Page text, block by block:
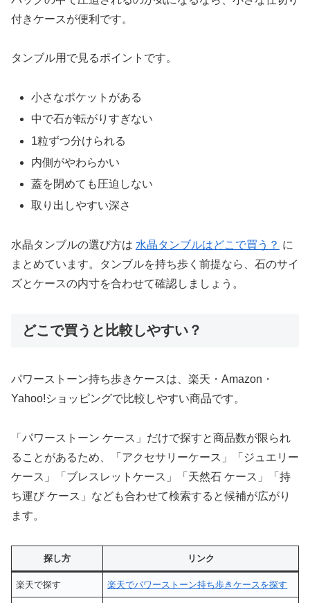
付きケースが便利です。
タンブル用で見るポイントです。
小さなポケットがある
中で石が転がりすぎない
1粒ずつ分けられる
内側がやわらかい
蓋を閉めても圧迫しない
取り出しやすい深さ
水晶タンブルの選び方は 水晶タンブルはどこで買う？ に
まとめています。タンブルを持ち歩く前提なら、石のサイ
ズとケースの内寸を合わせて確認しましょう。
どこで買うと比較しやすい？
パワーストーン持ち歩きケースは、楽天・Amazon・
Yahoo!ショッピングで比較しやすい商品です。
「パワーストーン ケース」だけで探すと商品数が限られ
ることがあるため、「アクセサリーケース」「ジュエリー
ケース」「ブレスレットケース」「天然石 ケース」「持
ち運び ケース」なども合わせて検索すると候補が広がり
ます。
探し方 リンク
楽天で探す 楽天でパワーストーン持ち歩きケースを探す